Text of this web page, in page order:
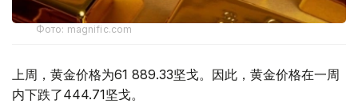
Фото: magnific.com
上周，黄金价格为61 889.33坚戈。因此，黄金价格在一周
内下跌了444.71坚戈。